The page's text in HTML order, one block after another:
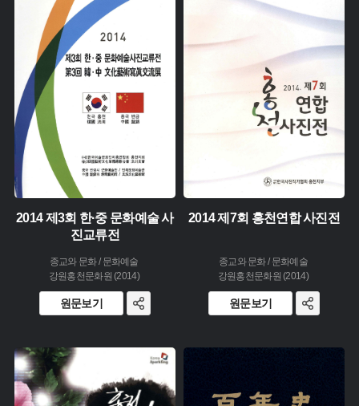
주제 :
유형 :
생산 :
소장 :
2014 제3회 한·중 문화예술 사
진교류전
종교와 문화 / 문화예술
강원홍천문화원 (2014)
원문보기
생산 :
2014 제7회 홍천연합 사진전
종교와 문화 / 문화예술
강원홍천문화원 (2014)
원문보기
주제 :
주제 :